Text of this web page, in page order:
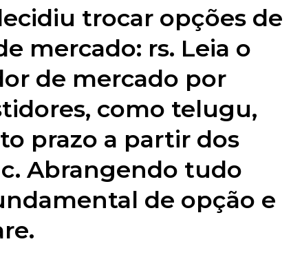
trocar opções de
mercado: rs. Leia o
de mercado por
como telugu,
prazo a partir dos
Abrangendo tudo
de opção e